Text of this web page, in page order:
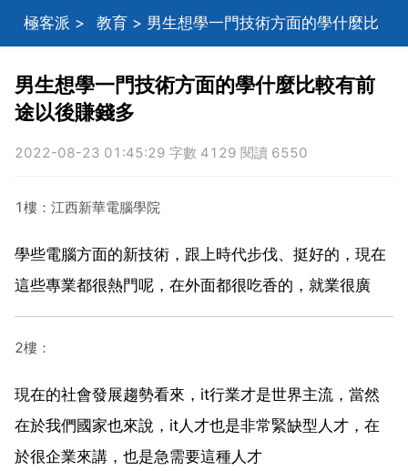
極客派 > 教育 > 男生想學一門技術方面的學什麼比
較有前途以後賺錢多
男生想學一門技術方面的學什麼比較有前
途以後賺錢多
2022-08-23 01:45:29 字數 4129 閱讀 6550
1樓：江西新華電腦學院
學些電腦方面的新技術，跟上時代步伐、挺好的，現在
這些專業都很熱門呢，在外面都很吃香的，就業很廣
2樓：
現在的社會發展趨勢看來，it行業才是世界主流，當然
在於我們國家也來說，it人才也是非常緊缺型人才，在
於很企業來講，也是急需要這種人才